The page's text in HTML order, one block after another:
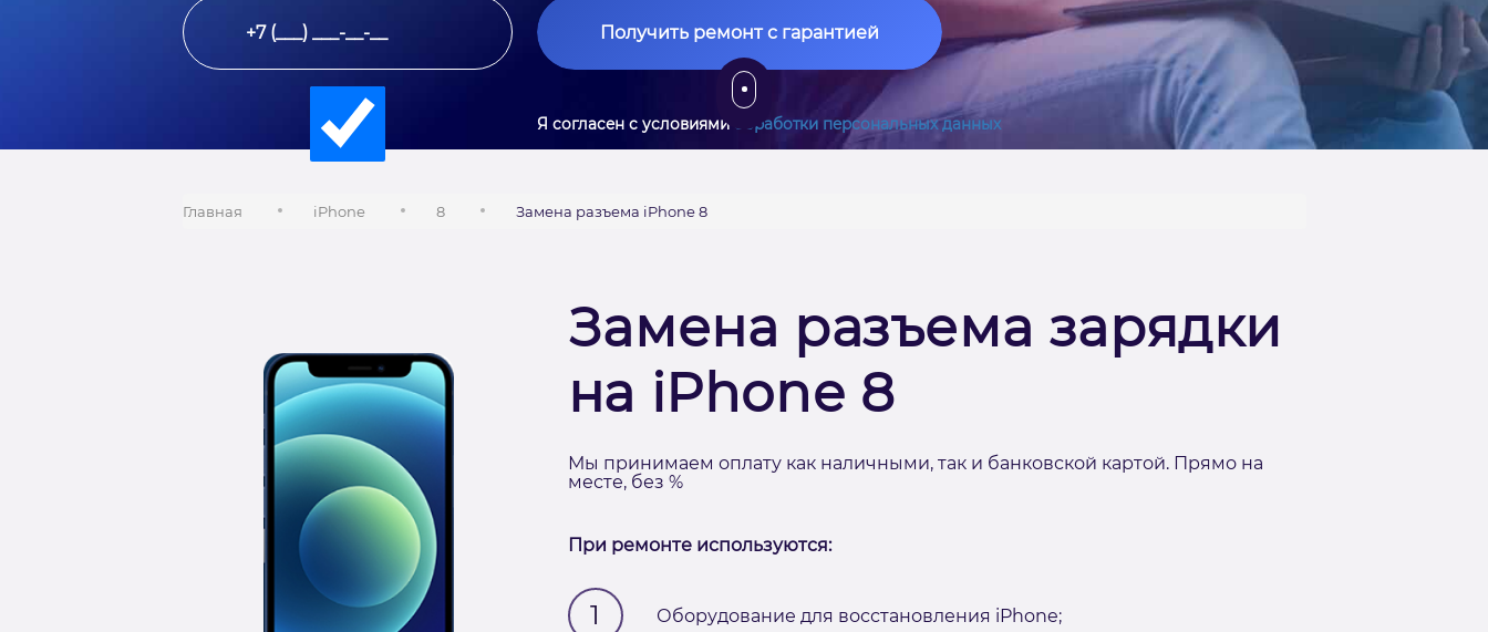
Получить ремонт с гарантией
Я согласен с условиями обработки персональных данных
Главная iPhone 8 Замена разъема iPhone 8
Замена разъема зарядки
на iPhone 8
Мы принимаем оплату как наличными, так и банковской картой. Прямо на
месте, без %
При ремонте используются:
1 Оборудование для восстановления iPhone;